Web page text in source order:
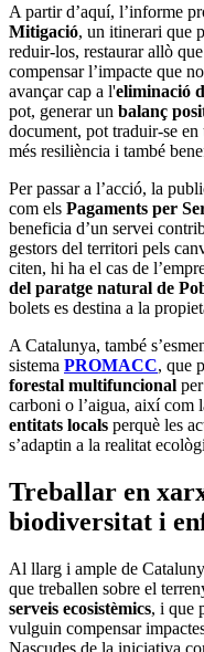
A partir d’aquí, l’informe
Mitigació, un itinerari que
reduir-los, restaurar allò
compensar l’impacte que
avançar cap a l'eliminació
pot, generar un balanç
document, pot traduir-se en
més resiliència i també
Per passar a l’acció, la
com els Pagaments per
beneficia d’un servei
gestors del territori pels
citen, hi ha el cas de
del paratge natural de
bolets es destina a la
A Catalunya, també
sistema PROMACC, que
forestal multifuncional
carboni o l’aigua, així com
entitats locals perquè les
s’adaptin a la realitat
Treballar en
biodiversitat i
Al llarg i ample de
que treballen sobre el
serveis ecosistèmics, i que
vulguin compensar
Nascudes de la iniciativa